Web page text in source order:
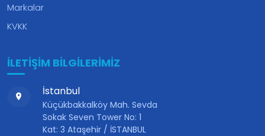
Markalar
KVKK
İLETİŞİM BİLGİLERİMİZ
İstanbul
Küçükbakkalköy Mah. Sevda
Sokak Seven Tower No: 1
Kat: 3 Ataşehir / İSTANBUL